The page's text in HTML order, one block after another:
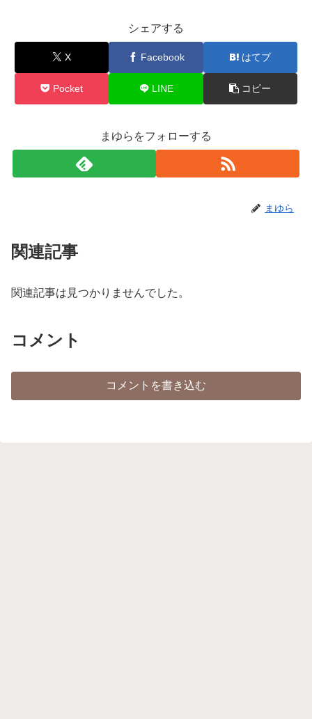
シェアする
X Facebook はてブ
Pocket LINE コピー
まゆらをフォローする
まゆら
関連記事
関連記事は見つかりませんでした。
コメント
コメントを書き込む